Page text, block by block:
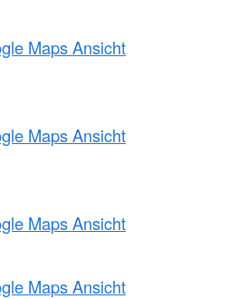
Maps Ansicht
Maps Ansicht
Maps Ansicht
Maps Ansicht